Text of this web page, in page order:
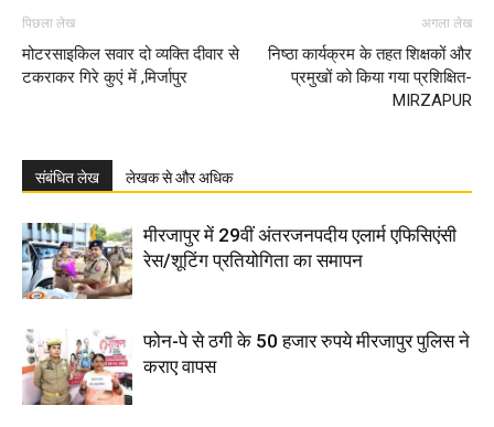
पिछला लेख
मोटरसाइकिल सवार दो व्यक्ति दीवार से
टकराकर गिरे कुएं में ,मिर्जापुर
अगला लेख
निष्ठा कार्यक्रम के तहत शिक्षकों और
प्रमुखों को किया गया प्रशिक्षित-
MIRZAPUR
संबंधित लेख लेखक से और अधिक
मीरजापुर में 29वीं अंतरजनपदीय एलार्म एफिसिएंसी
रेस/शूटिंग प्रतियोगिता का समापन
फोन-पे से ठगी के 50 हजार रुपये मीरजापुर पुलिस ने
कराए वापस